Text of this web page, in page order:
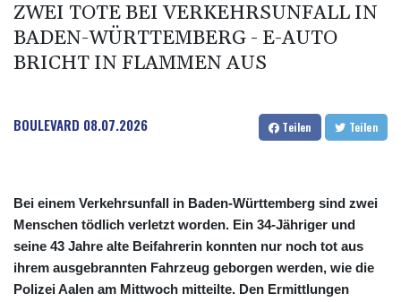
ZWEI TOTE BEI VERKEHRSUNFALL IN
BADEN-WÜRTTEMBERG - E-AUTO
BRICHT IN FLAMMEN AUS
BOULEVARD 08.07.2026 Teilen Teilen
Bei einem Verkehrsunfall in Baden-Württemberg sind zwei
Menschen tödlich verletzt worden. Ein 34-Jähriger und
seine 43 Jahre alte Beifahrerin konnten nur noch tot aus
ihrem ausgebrannten Fahrzeug geborgen werden, wie die
Polizei Aalen am Mittwoch mitteilte. Den Ermittlungen